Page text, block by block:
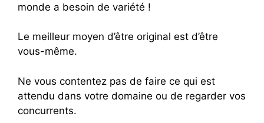
monde a besoin de variété !
Le meilleur moyen d’être original est d’être
vous-même.
Ne vous contentez pas de faire ce qui est
attendu dans votre domaine ou de regarder vos
concurrents.